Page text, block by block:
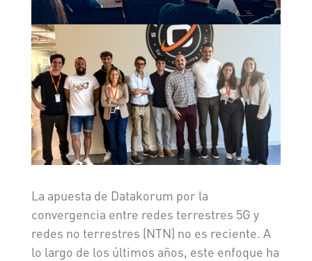
La apuesta de Datakorum por la
convergencia entre redes terrestres 5G y
redes no terrestres (NTN) no es reciente. A
lo largo de los últimos años, este enfoque ha